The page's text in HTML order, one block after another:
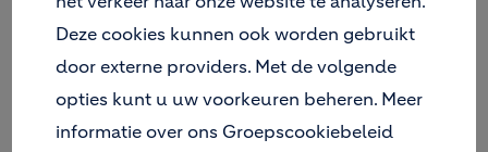
onder-funderingen. Op dezelfde manier kunnen de
korrelige materialen zoals zand en aggregaten met
geoptimaliseerde bindmiddelen van Holcim
gestabiliseerd worden op zeer doeltreffende wijze
als funderingslagen in wegenbouw gebruikt
Deze cookies kunnen ook worden gebruikt
door externe providers. Met de volgende
opties kunt u uw voorkeuren beheren. Meer
informatie over ons Groepscookiebeleid